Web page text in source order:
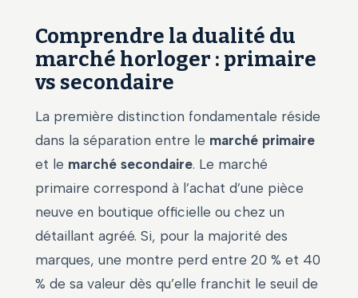
Comprendre la dualité du
marché horloger : primaire
vs secondaire
La première distinction fondamentale réside
dans la séparation entre le marché primaire
et le marché secondaire. Le marché
primaire correspond à l’achat d’une pièce
neuve en boutique officielle ou chez un
détaillant agréé. Si, pour la majorité des
marques, une montre perd entre 20 % et 40
% de sa valeur dès qu’elle franchit le seuil de